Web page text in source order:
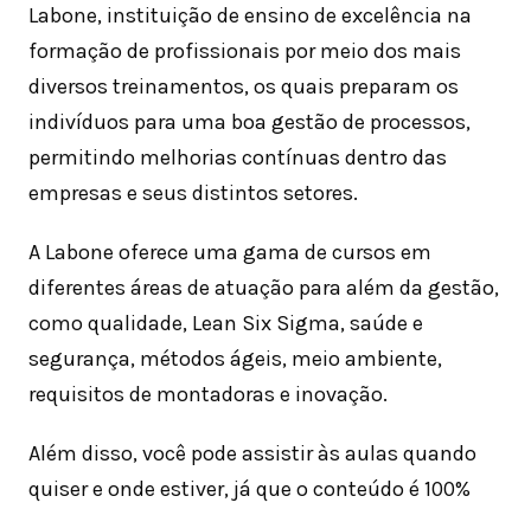
Labone, instituição de ensino de excelência na
formação de profissionais por meio dos mais
diversos treinamentos, os quais preparam os
indivíduos para uma boa gestão de processos,
permitindo melhorias contínuas dentro das
empresas e seus distintos setores.
A Labone oferece uma gama de cursos em
diferentes áreas de atuação para além da gestão,
como qualidade, Lean Six Sigma, saúde e
segurança, métodos ágeis, meio ambiente,
requisitos de montadoras e inovação.
Além disso, você pode assistir às aulas quando
quiser e onde estiver, já que o conteúdo é 100%